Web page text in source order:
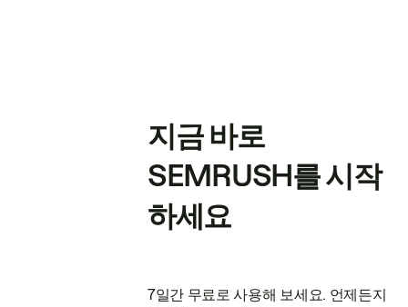
지금 바로
SEMRUSH를 시작
하세요
7일간 무료로 사용해 보세요. 언제든지